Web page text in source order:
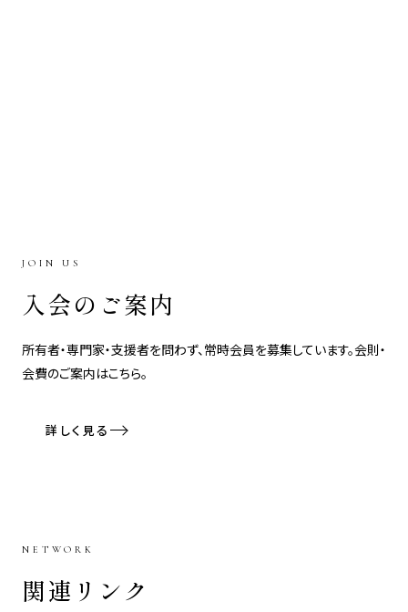
JOIN US
入会のご案内
所有者・専門家・支援者を問わず、常時会員を募集しています。会則・
会費のご案内はこちら。
詳しく見る
NETWORK
関連リンク